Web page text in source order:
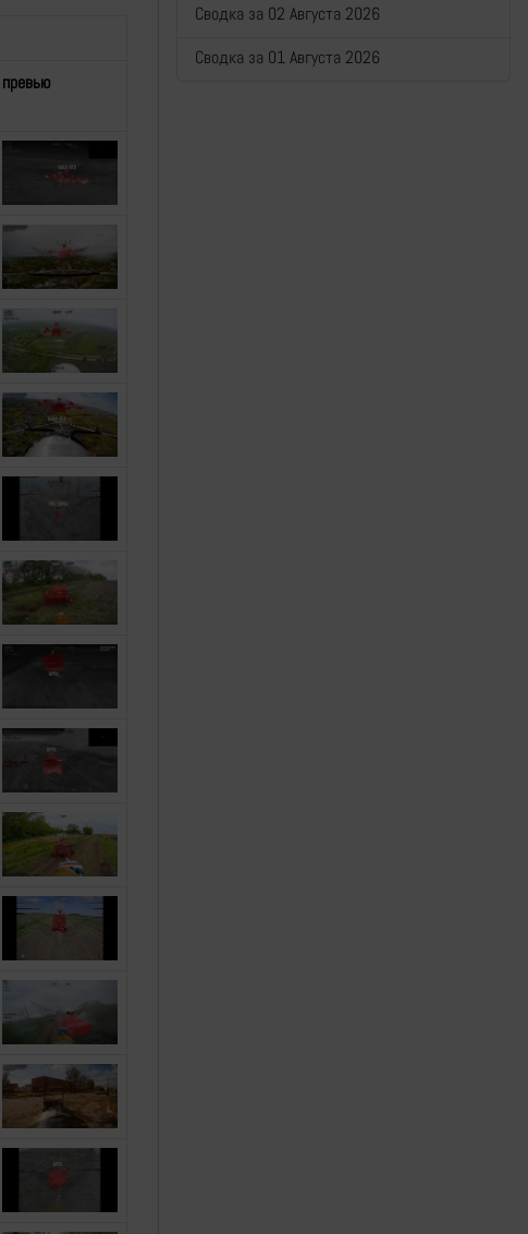
превью
Сводка за 02 Августа 2026
Сводка за 01 Августа 2026